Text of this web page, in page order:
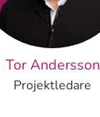
Tor Andersson
Projektledare